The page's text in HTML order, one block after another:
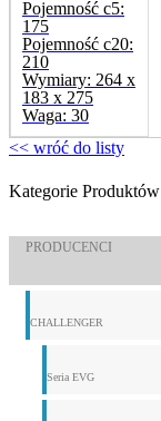
Pojemność c5:
175
Pojemność c20:
210
Wymiary: 264 x
183 x 275
Waga: 30
<< wróć do listy
Kategorie Produktów
PRODUCENCI
CHALLENGER
Seria EVG